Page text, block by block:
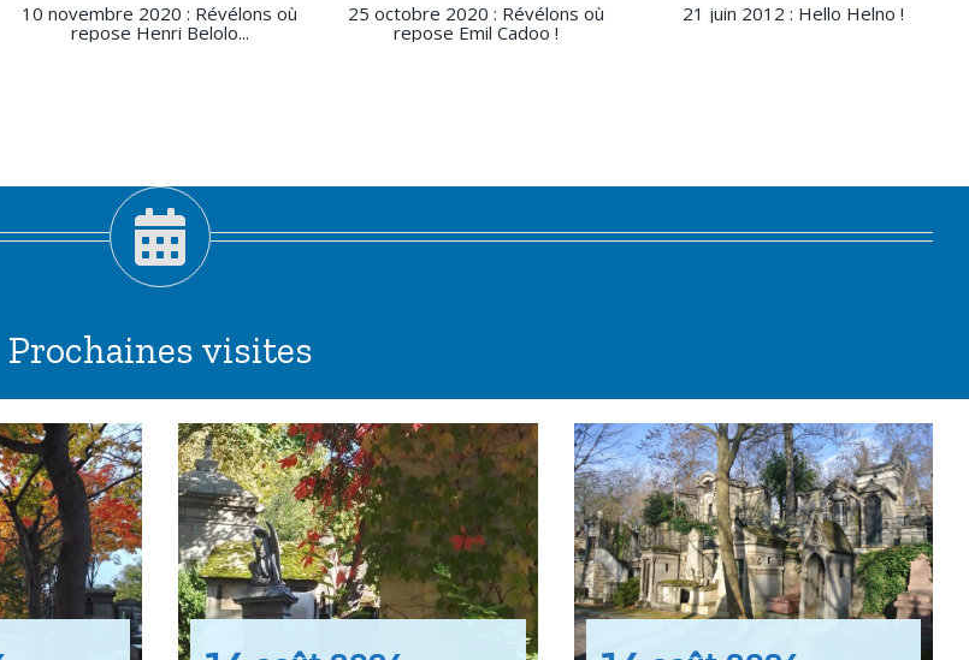
10 novembre 2020 : Révélons où
repose Henri Belolo...
25 octobre 2020 : Révélons où
repose Emil Cadoo !
21 juin 2012 : Hello Helno !
Prochaines visites